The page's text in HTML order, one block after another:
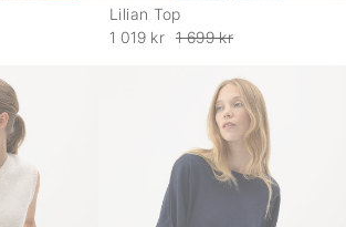
Lilian Top
1 019 kr 1 699 kr